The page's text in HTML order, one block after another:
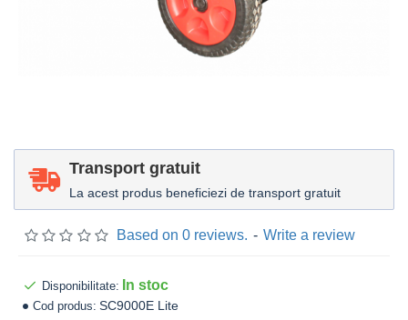
Transport gratuit
La acest produs beneficiezi de transport gratuit
Based on 0 reviews. - Write a review
Disponibilitate: In stoc
Cod produs: SC9000E Lite